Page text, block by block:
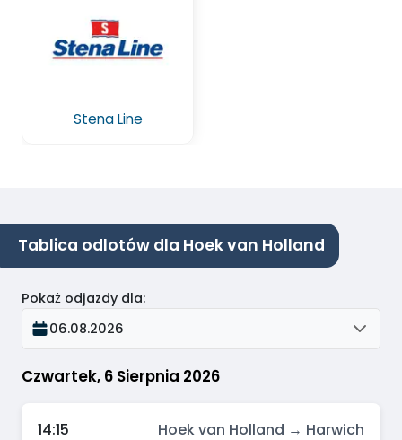
Stena Line
Tablica odlotów dla Hoek van Holland
Czwartek, 6 Sierpnia 2026
Pokaż odjazdy dla:
06.08.2026
14:15 Hoek van Holland → Harwich